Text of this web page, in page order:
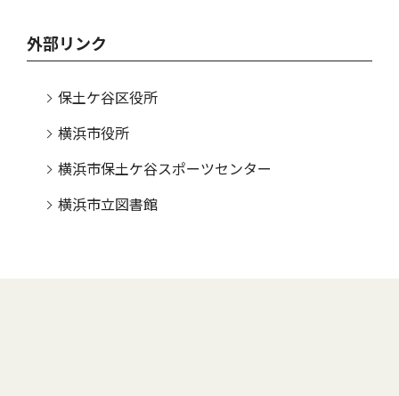
外部リンク
保土ケ谷区役所
横浜市役所
横浜市保土ケ谷スポーツセンター
横浜市立図書館